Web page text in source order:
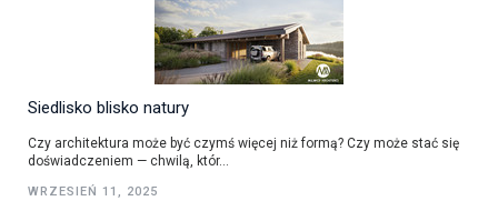
Siedlisko blisko natury
Czy architektura może być czymś więcej niż formą? Czy może stać się
doświadczeniem — chwilą, któr...
WRZESIEŃ 11, 2025